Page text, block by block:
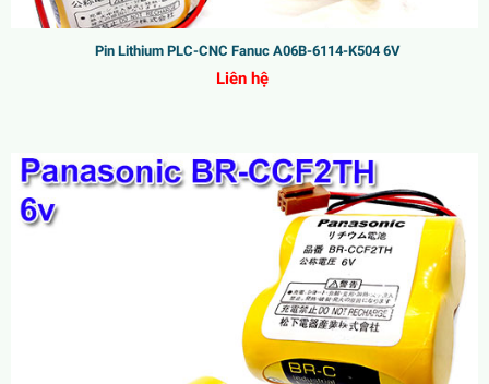
Pin Lithium PLC-CNC Fanuc A06B-6114-K504 6V
Liên hệ